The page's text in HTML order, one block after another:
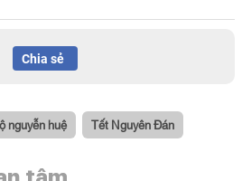
Chia sẻ
nguyễn huệ Tết Nguyên Đán